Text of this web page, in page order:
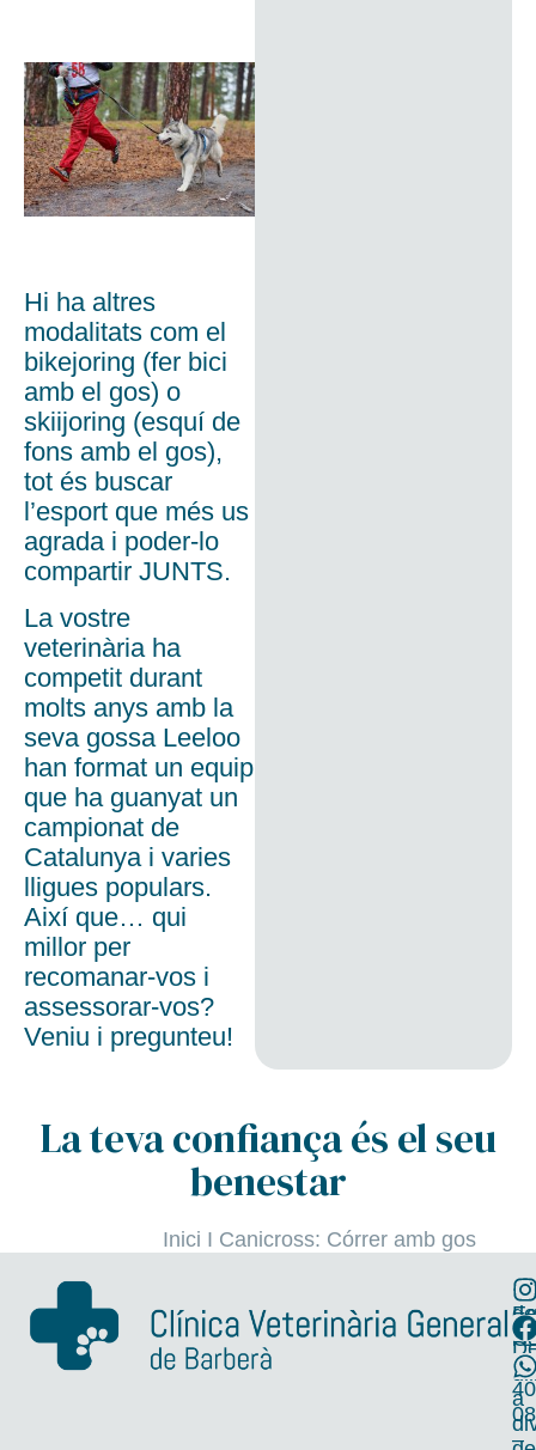
Hi ha altres
modalitats com el
bikejoring (fer bici
amb el gos) o
skiijoring (esquí de
fons amb el gos),
tot és buscar
l’esport que més us
agrada i poder-lo
compartir JUNTS.
La vostre
veterinària ha
competit durant
molts anys amb la
seva gossa Leeloo
han format un equip
que ha guanyat un
campionat de
Catalunya i varies
lligues populars.
Així que… qui
millor per
recomanar-vos i
assessorar-vos?
Veniu i pregunteu!
La teva confiança és el seu
benestar
Inici I Canicross: Córrer amb gos
a
de
40
–